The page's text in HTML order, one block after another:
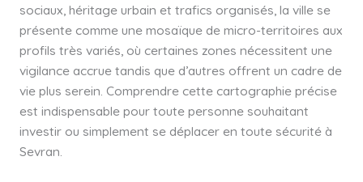
sociaux, héritage urbain et trafics organisés, la ville se
présente comme une mosaïque de micro-territoires aux
profils très variés, où certaines zones nécessitent une
vigilance accrue tandis que d’autres offrent un cadre de
vie plus serein. Comprendre cette cartographie précise
est indispensable pour toute personne souhaitant
investir ou simplement se déplacer en toute sécurité à
Sevran.